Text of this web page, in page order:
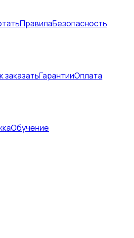
ПравилаБезопасность
заказатьГарантииОплата
Обучение